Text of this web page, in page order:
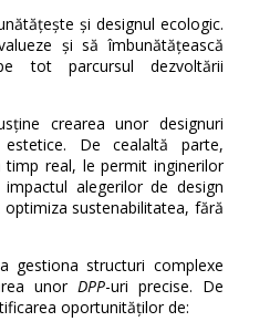
și designul ecologic.
și să îmbunătățească
tot parcursul dezvoltării
crearea unor designuri
De cealaltă parte,
timp real, le permit inginerilor
alegerilor de design
sustenabilitatea, fără
gestiona structuri complexe
unorDPP-uri precise. De
oportunităților de: